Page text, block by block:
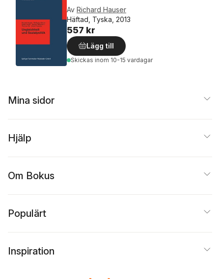
Av Richard Hauser
Häftad, Tyska, 2013
557 kr
Lägg till
Skickas inom 10-15 vardagar
Mina sidor
Hjälp
Om Bokus
Populärt
Inspiration